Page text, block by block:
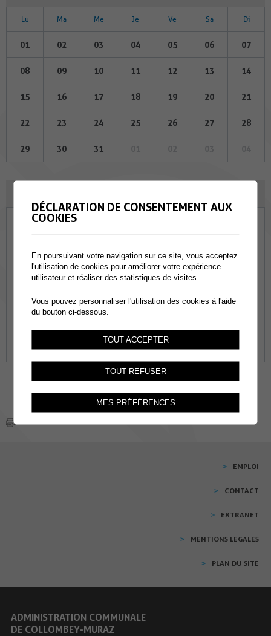
Lu Ma Me Je Ve Sa Di
01 02 03 04 05 06 07
08 09 10 11 12 13 14
15 16 17 18 19 20 21
22 23 24 25 26 27 28
29 30 31
Ma
06 07 08 09 10
15 16 17
27 28 29 30 01
EMPLOI
CONTACT
EXTRANET
MENTIONS LÉGALES
PLAN DU SITE
ADMINISTRATION COMMUNALE
DE COLLOMBEY-MURAZ
DÉCLARATION DE CONSENTEMENT AUX
COOKIES
En poursuivant votre navigation sur ce site, vous acceptez
l'utilisation de cookies pour améliorer votre expérience
utilisateur et réaliser des statistiques de visites.
Vous pouvez personnaliser l'utilisation des cookies à l'aide
du bouton ci-dessous.
TOUT ACCEPTER
TOUT REFUSER
MES PRÉFÉRENCES